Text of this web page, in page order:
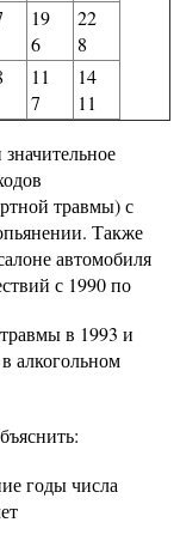
19
6
22
8
11
7
14
11
травмы) с
Также
автомобиля
с 1990 по
в 1993 и
алкогольном
годы числа